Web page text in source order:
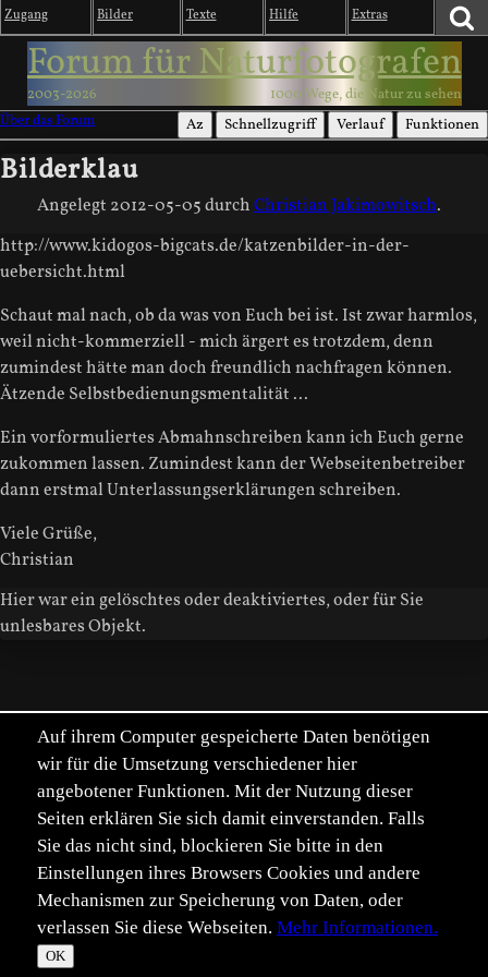
Zugang Bilder Texte Hilfe Extras
Forum für Naturfotografen
2003-2026
1000 Wege, die Natur zu sehen
Über das Forum
Az Schnellzugriff Verlauf Funktionen
Bilderklau
Angelegt 2012-05-05durchChristian Jakimowitsch.
http://www.kidogos-bigcats.de/katzenbilder-in-der-
uebersicht.html
Schaut mal nach, ob da was von Euch bei ist. Ist zwar harmlos,
weil nicht-kommerziell - mich ärgert es trotzdem, denn
zumindest hätte man doch freundlich nachfragen können.
Ätzende Selbstbedienungsmentalität ...
Ein vorformuliertes Abmahnschreiben kann ich Euch gerne
zukommen lassen. Zumindest kann der Webseitenbetreiber
dann erstmal Unterlassungserklärungen schreiben.
Viele Grüße,
Christian
Hier war ein gelöschtes oder deaktiviertes, oder für Sie
unlesbares Objekt.
Auf ihrem Computer gespeicherte Daten benötigen
wir für die Umsetzung verschiedener hier
angebotener Funktionen. Mit der Nutzung dieser
Seiten erklären Sie sich damit einverstanden. Falls
Sie das nicht sind, blockieren Sie bitte in den
Einstellungen ihres Browsers Cookies und andere
Mechanismen zur Speicherung von Daten, oder
verlassen Sie diese Webseiten. Mehr Informationen.
OK